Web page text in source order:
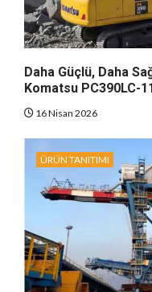
Daha Güçlü, Daha
Komatsu PC390LC-
16 Nisan 2026
ÜRÜN TANITIMI